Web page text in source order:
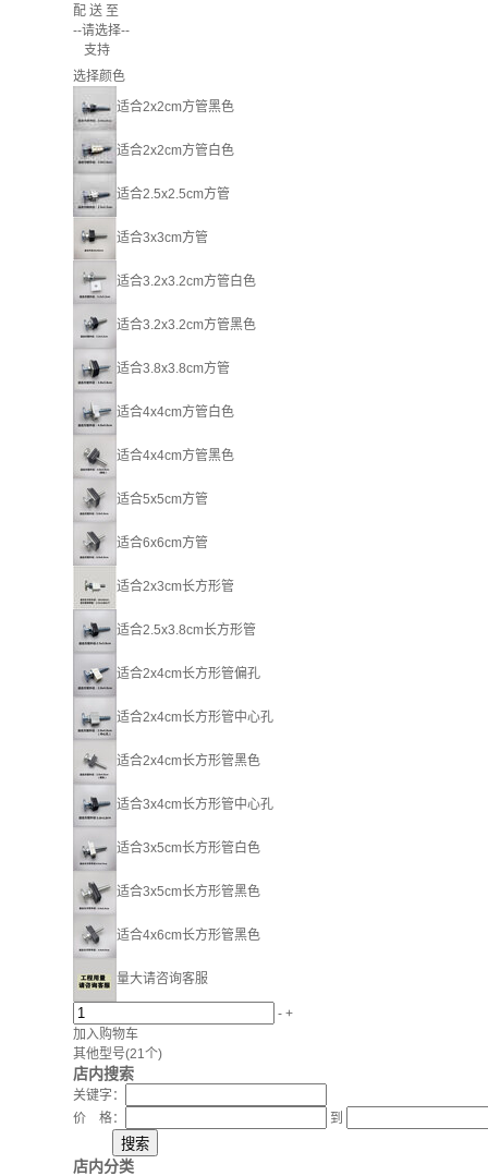
配 送 至
--请选择--
支持
选择颜色
适合2x2cm方管黑色
适合2x2cm方管白色
适合2.5x2.5cm方管
适合3x3cm方管
适合3.2x3.2cm方管白色
适合3.2x3.2cm方管黑色
适合3.8x3.8cm方管
适合4x4cm方管白色
适合4x4cm方管黑色
适合5x5cm方管
适合6x6cm方管
适合2x3cm长方形管
适合2.5x3.8cm长方形管
适合2x4cm长方形管偏孔
适合2x4cm长方形管中心孔
适合2x4cm长方形管黑色
适合3x4cm长方形管中心孔
适合3x5cm长方形管白色
适合3x5cm长方形管黑色
适合4x6cm长方形管黑色
量大请咨询客服
- +
加入购物车
其他型号(21个)
店内搜索
关键字：
价 格：
到
店内分类